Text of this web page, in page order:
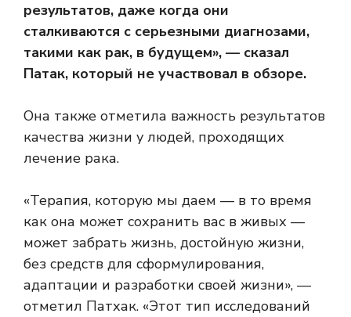
результатов, даже когда они
сталкиваются с серьезными диагнозами,
такими как рак, в будущем», — сказал
Патак, который не участвовал в обзоре.
Она также отметила важность результатов
качества жизни у людей, проходящих
лечение рака.
«Терапия, которую мы даем — в то время
как она может сохранить вас в живых —
может забрать жизнь, достойную жизни,
без средств для сформулирования,
адаптации и разработки своей жизни», —
отметил Патхак. «Этот тип исследований